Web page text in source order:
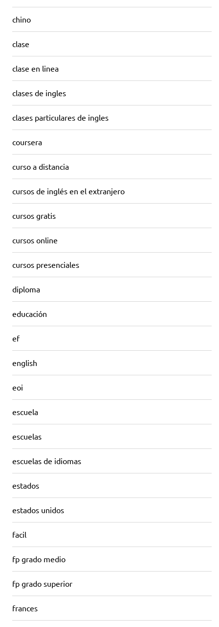
chino
clase
clase en linea
clases de ingles
clases particulares de ingles
coursera
curso a distancia
cursos de inglés en el extranjero
cursos gratis
cursos online
cursos presenciales
diploma
educación
ef
english
eoi
escuela
escuelas
escuelas de idiomas
estados
estados unidos
facil
fp grado medio
fp grado superior
frances